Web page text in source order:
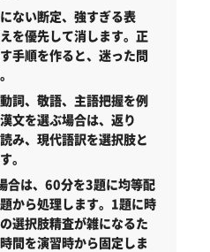
ない断定、強すぎる表
を優先して消します。正
手順を作ると、迷った問
詞、敬語、主語把握を例
文を選ぶ場合は、返り
み、現代語訳を選択肢と
。
合は、60分を3題に均等配
から処理します。1題に時
選択肢精査が雑になるた
間を演習時から固定しま